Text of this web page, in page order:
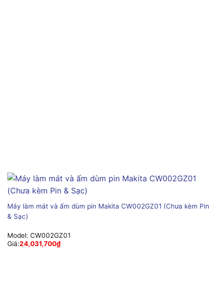
Máy làm mát và ấm dùm pin Makita CW002GZ01 (Chưa kèm Pin
& Sạc)
Model: CW002GZ01
Giá:24,031,700₫